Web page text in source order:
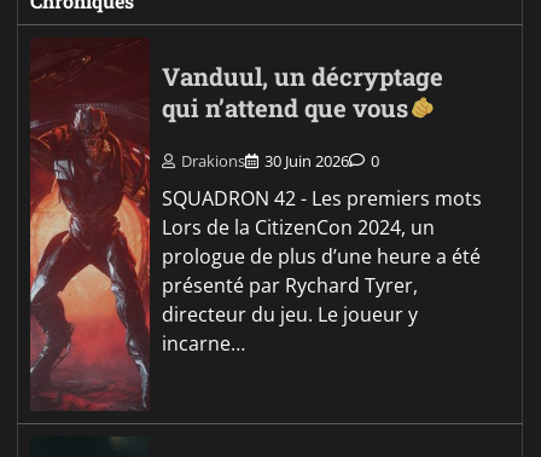
Vanduul, un décryptage
qui n’attend que vous
Drakions 30 Juin 2026 0
SQUADRON 42 - Les premiers mots
Lors de la CitizenCon 2024, un
prologue de plus d’une heure a été
présenté par Rychard Tyrer,
directeur du jeu. Le joueur y
incarne…